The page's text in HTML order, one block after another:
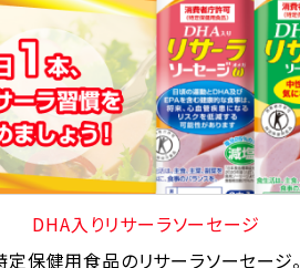
DHA入りリサーラソーセージ
定保健用食品のリサーラソーセージ。